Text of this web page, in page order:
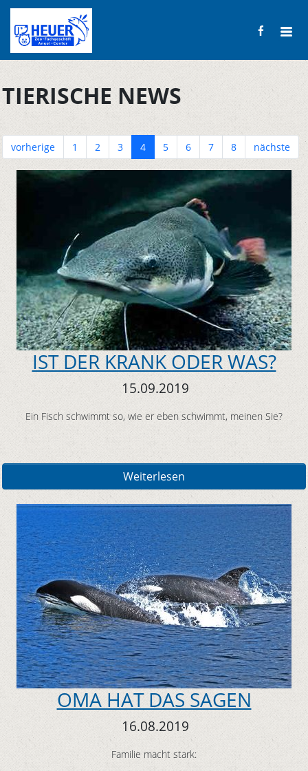
TIERISCHE NEWS
vorherige 1 2 3 4 5 6 7 8 nächste
IST DER KRANK ODER WAS?
15.09.2019
Ein Fisch schwimmt so, wie er eben schwimmt, meinen Sie?
Weiterlesen
OMA HAT DAS SAGEN
16.08.2019
Familie macht stark: